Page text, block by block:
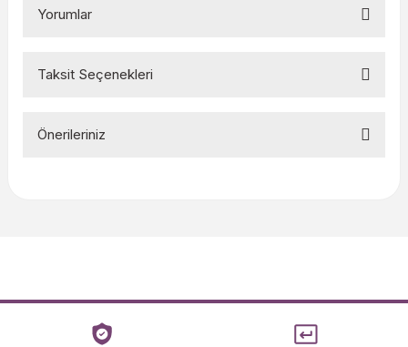
Yorumlar
Taksit Seçenekleri
Önerileriniz
Ürün açıklamasında eksik bilgiler bulunuyor.
Ürün bilgilerinde hatalar bulunuyor.